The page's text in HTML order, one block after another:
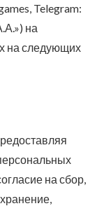
Telegram:
на
на следующих
на сбор,